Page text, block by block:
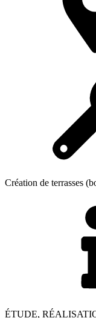
Création de terrasses
ÉTUDE,